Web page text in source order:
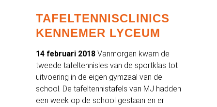
TAFELTENNISCLINICS
KENNEMER LYCEUM
14 februari 2018 Vanmorgen kwam de
tweede tafeltennisles van de sportklas tot
uitvoering in de eigen gymzaal van de
school. De tafeltennistafels van MJ hadden
een week op de school gestaan en er